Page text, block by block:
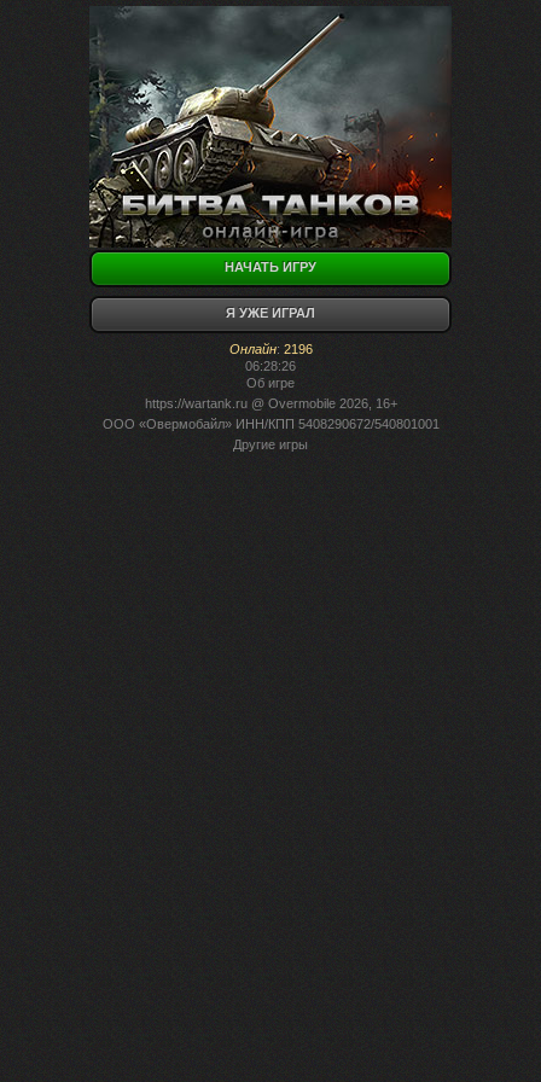
НАЧАТЬ ИГРУ
Я УЖЕ ИГРАЛ
Онлайн: 2196
06:28:26
Об игре
https://wartank.ru@ Overmobile 2026, 16+
ООО «Овермобайл» ИНН/КПП 5408290672/540801001
Другие игры